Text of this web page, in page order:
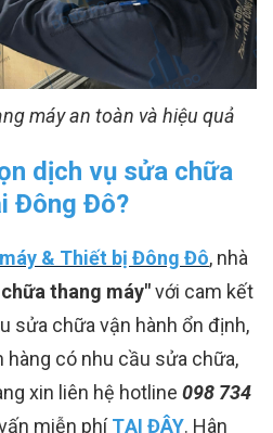
máy an toàn và hiệu quả
dịch vụ sửa chữa
Đông Đô?
& Thiết bị Đông Đô, nhà
thang máy"với cam kết
sửa chữa vận hành ổn định,
hàng có nhu cầu sửa chữa,
xin liên hệ hotline 098 734
miễn phí TẠI ĐÂY. Hân